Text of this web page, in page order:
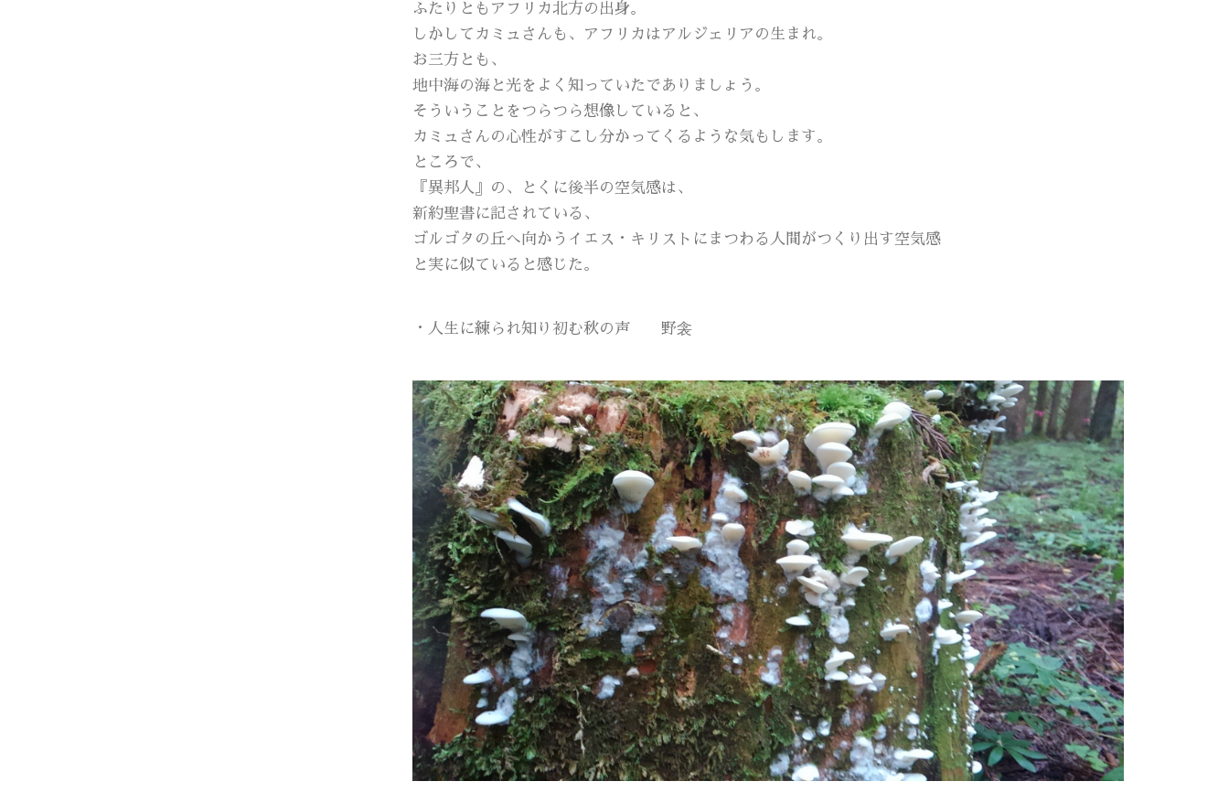
ふたりともアフリカ北方の出身。
しかしてカミュさんも、アフリカはアルジェリアの生まれ。
お三方とも、
地中海の海と光をよく知っていたでありましょう。
そういうことをつらつら想像していると、
カミュさんの心性がすこし分かってくるような気もします。
ところで、
『異邦人』の、とくに後半の空気感は、
新約聖書に記されている、
ゴルゴタの丘へ向かうイエス・キリストにまつわる人間がつくり出す空気感
と実に似ていると感じた。
・人生に練られ知り初む秋の声 野衾